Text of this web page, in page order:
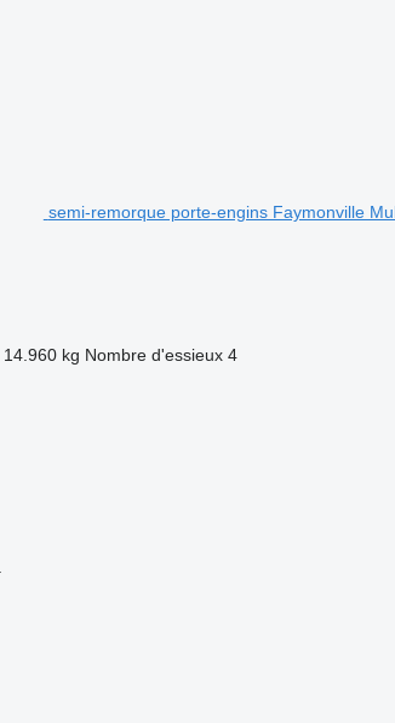
semi-remorque porte-engins Faymonville
14.960 kg Nombre d'essieux 4